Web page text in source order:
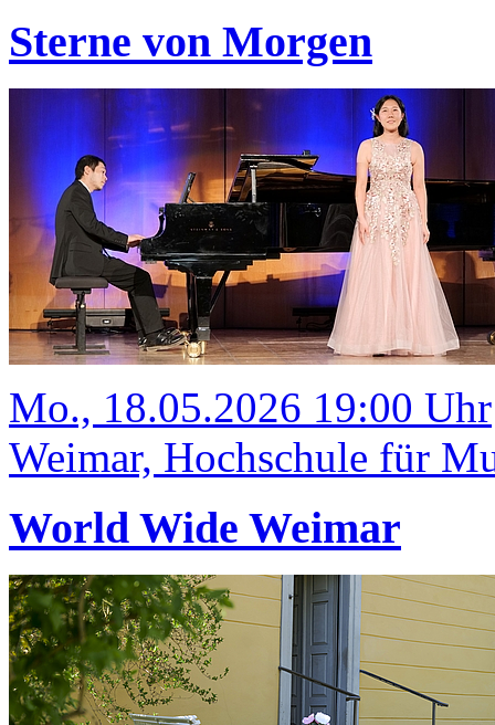
Sterne von Morgen
Mo., 18.05.2026 19:00 Uhr
Weimar, Hochschule für
World Wide Weimar